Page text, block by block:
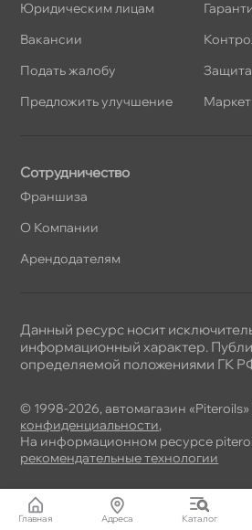
Юридическим лицам
акансии
Подать жалобу
Предложить улучшение
Сотрудничество
Франшиза
О Компании
Арендодателям
© 1998-2026, автомагазин «Piteroils»
конфиденциальности,
На информационном ресурсе
рекомендательные технологии
Данный ресурс носит
информационный характер.
определяемой положениями ГК
Главная Адреса Катало